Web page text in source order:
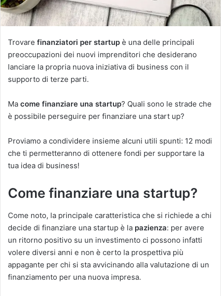
Trovare finanziatori per startup è una delle principali
preoccupazioni dei nuovi imprenditori che desiderano
lanciare la propria nuova iniziativa di business con il
supporto di terze parti.
Ma come finanziare una startup? Quali sono le strade che
è possibile perseguire per finanziare una start up?
Proviamo a condividere insieme alcuni utili spunti: 12 modi
che ti permetteranno di ottenere fondi per supportare la
tua idea di business!
Come finanziare una startup?
Come noto, la principale caratteristica che si richiede a chi
decide di finanziare una startup è la pazienza: per avere
un ritorno positivo su un investimento ci possono infatti
volere diversi anni e non è certo la prospettiva più
appagante per chi si sta avvicinando alla valutazione di un
finanziamento per una nuova impresa.